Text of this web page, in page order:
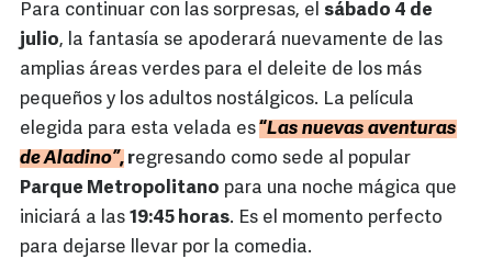
Para continuar con las sorpresas, el sábado 4 de
julio, la fantasía se apoderará nuevamente de las
amplias áreas verdes para el deleite de los más
pequeños y los adultos nostálgicos. La película
elegida para esta velada es“Las nuevas aventuras
de Aladino”, regresando como sede al popular
Parque Metropolitano para una noche mágica que
iniciará a las 19:45 horas. Es el momento perfecto
para dejarse llevar por la comedia.